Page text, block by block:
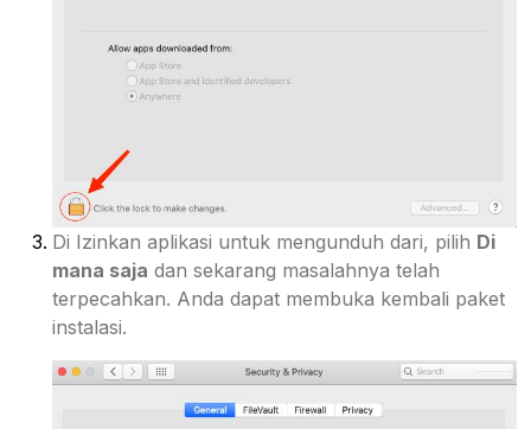
Di Izinkan aplikasi untuk mengunduh dari, pilih Di
mana saja dan sekarang masalahnya telah
terpecahkan. Anda dapat membuka kembali paket
instalasi.